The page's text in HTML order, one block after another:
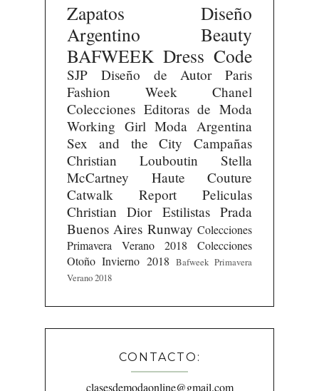
Zapatos
Diseño
Argentino
Beauty
BAFWEEK Dress Code
SJP Diseño de Autor
Paris
Fashion Week
Chanel
Colecciones Editoras de Moda
Working Girl Moda Argentina
Sex and the City
Campañas
Christian Louboutin
Stella
McCartney
Haute Couture
Catwalk Report
Peliculas
Christian Dior Estilistas Prada
Buenos Aires Runway Colecciones
Primavera Verano 2018
Colecciones
Otoño Invierno 2018 Bafweek Primavera
Verano 2018
CONTACTO:
clasesdemodaonline@gmail.com